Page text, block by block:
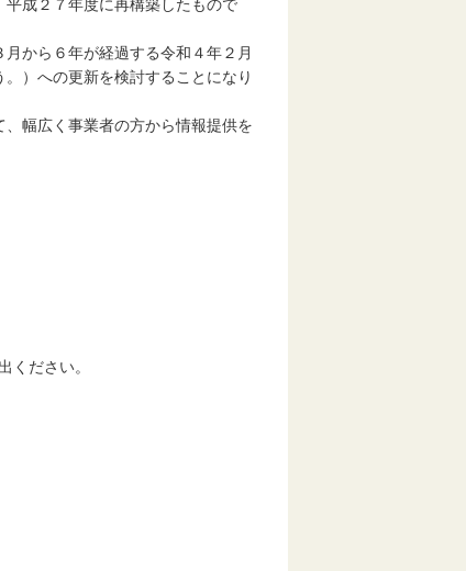
成２７年度に再構築したもので
から６年が経過する令和４年２月
）への更新を検討することになり
幅広く事業者の方から情報提供を
ください。